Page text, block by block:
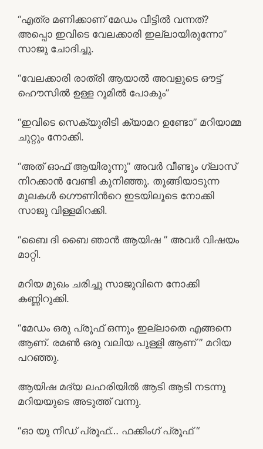
“എത്ര മണിക്കാണ് മേഡം വീട്ടില്‍ വന്നത്?
അപ്പൊ ഇവിടെ വേലക്കാരി ഇല്ലായിരുന്നോ”
സാജു ചോദിച്ചു.
“വേലക്കാരി രാത്രി ആയാല്‍ അവളുടെ ഔട്ട്‌
ഹൌസില്‍ ഉള്ള റൂമില്‍ പോകും”
“ഇവിടെ സെക്യുരിടി ക്യാമറ ഉണ്ടോ” മറിയാമ്മ
ചുറ്റും നോക്കി.
“അത് ഓഫ്‌ ആയിരുന്നു” അവര്‍ വീണ്ടും ഗ്ലാസ്‌
നിറക്കാന്‍ വേണ്ടി കുനിഞ്ഞു. തൂങ്ങിയാടുന്ന
മുലകള്‍ ഗൌണിന്‍റെ ഇടയിലൂടെ നോക്കി
സാജു വിള്ളമിറക്കി.
“ബൈ ദി ബൈ ഞാന്‍ ആയിഷ ” അവര്‍ വിഷയം
മാറ്റി.
മറിയ മുഖം ചരിച്ചു സാജുവിനെ നോക്കി
കണ്ണിറുക്കി.
“മേഡം ഒരു പ്രൂഫ്‌ ഒന്നും ഇല്ലാതെ എങ്ങനെ
ആണ്. രമണ്‍ ഒരു വലിയ പുള്ളി ആണ് ” മറിയ
പറഞ്ഞു.
ആയിഷ മദ്യ ലഹരിയില്‍ ആടി ആടി നടന്നു
മറിയയുടെ അടുത്ത് വന്നു.
“ഓ യു നീഡ്‌ പ്രൂഫ്‌… ഫക്കിംഗ് പ്രൂഫ്‌ “